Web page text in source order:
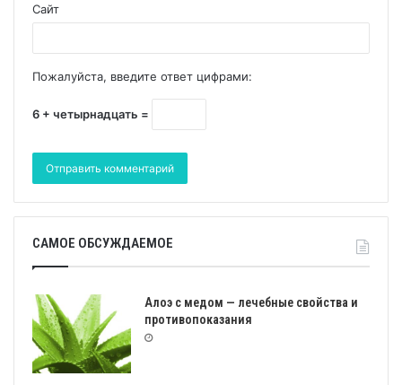
Сайт
Пожалуйста, введите ответ цифрами:
6 + четырнадцать =
САМОЕ ОБСУЖДАЕМОЕ
Алоэ с медом — лечебные свойства и
противопоказания